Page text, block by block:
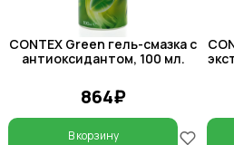
CONTEX Green гель-смазка с
антиоксидантом, 100 мл.
864₽
В корзину